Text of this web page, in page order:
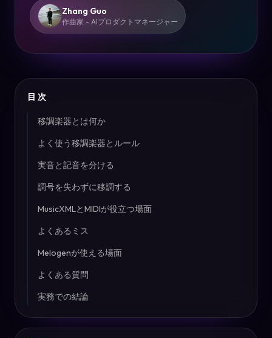
Zhang Guo
作曲家 - AIプロダクトマネージャー
目次
移調楽器とは何か
よく使う移調楽器とルール
実音と記音を分ける
調号を失わずに移調する
MusicXMLとMIDIが役立つ場面
よくあるミス
Melogenが使える場面
よくある質問
実務での結論